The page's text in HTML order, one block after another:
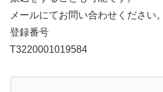
メールにてお問い合わせください。
登録番号
T3220001019584